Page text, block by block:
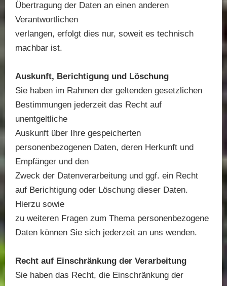
Übertragung der Daten an einen anderen
Verantwortlichen
verlangen, erfolgt dies nur, soweit es technisch
machbar ist.
Auskunft, Berichtigung und Löschung
Sie haben im Rahmen der geltenden gesetzlichen
Bestimmungen jederzeit das Recht auf
unentgeltliche
Auskunft über Ihre gespeicherten
personenbezogenen Daten, deren Herkunft und
Empfänger und den
Zweck der Datenverarbeitung und ggf. ein Recht
auf Berichtigung oder Löschung dieser Daten.
Hierzu sowie
zu weiteren Fragen zum Thema personenbezogene
Daten können Sie sich jederzeit an uns wenden.
Recht auf Einschränkung der Verarbeitung
Sie haben das Recht, die Einschränkung der